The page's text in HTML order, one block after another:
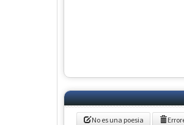
No es una poesia